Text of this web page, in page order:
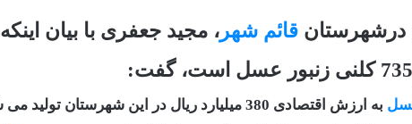
درشهرستان قائم شهر ، مجید جعفری با بیان اینکه
به ارزش اقتصادی 380 میلیارد ریال در این شهرستان تولید می شود.